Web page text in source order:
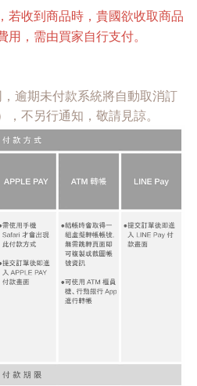
若收到商品時，貴國欲收取商品
用，需由買家自行支付。
逾期未付款系統將自動取消訂
不另行通知，敬請見諒。